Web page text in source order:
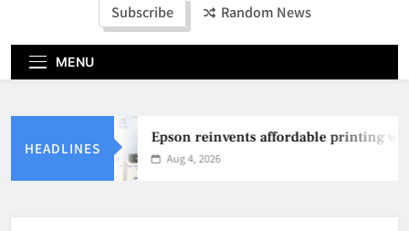
Subscribe Random News
MENU
HEADLINES
Epson reinvents affordable printing
Aug 4, 2026